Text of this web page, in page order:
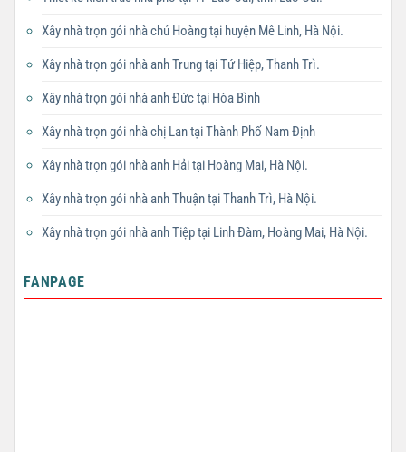
Xây nhà trọn gói nhà chú Hoàng tại huyện Mê Linh, Hà Nội.
Xây nhà trọn gói nhà anh Trung tại Tứ Hiệp, Thanh Trì.
Xây nhà trọn gói nhà anh Đức tại Hòa Bình
Xây nhà trọn gói nhà chị Lan tại Thành Phố Nam Định
Xây nhà trọn gói nhà anh Hải tại Hoàng Mai, Hà Nội.
Xây nhà trọn gói nhà anh Thuận tại Thanh Trì, Hà Nội.
Xây nhà trọn gói nhà anh Tiệp tại Linh Đàm, Hoàng Mai, Hà Nội.
FANPAGE